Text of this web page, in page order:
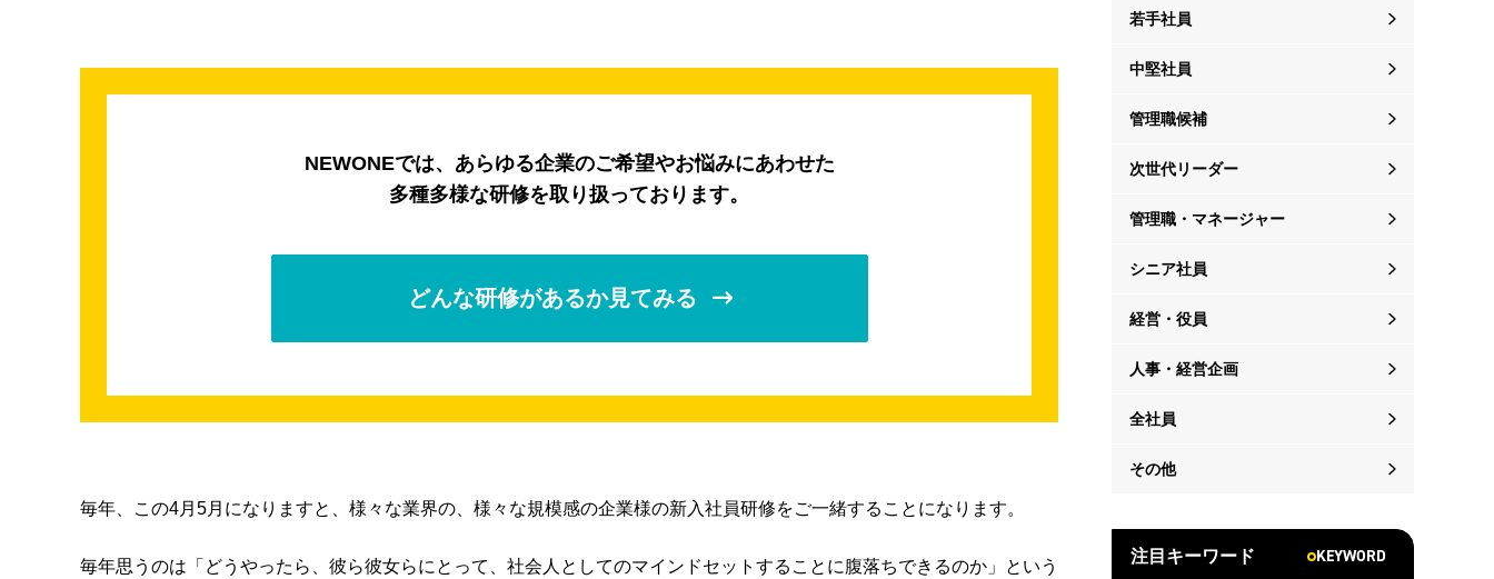
NEWONEでは、あらゆる企業のご希望やお悩みにあわせた
多種多様な研修を取り扱っております。
どんな研修があるか見てみる
毎年、この4月5月になりますと、様々な業界の、様々な規模感の企業様の新入社員研修をご一緒することになります。
毎年思うのは「どうやったら、彼ら彼女らにとって、社会人としてのマインドセットすることに腹落ちできるのか」という
若手社員
中堅社員
管理職候補
次世代リーダー
管理職・マネージャー
シニア社員
経営・役員
人事・経営企画
全社員
その他
注目キーワード KEYWORD